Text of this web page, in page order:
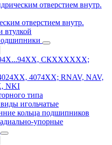
отверстием внутр.
отверстием внутр.
втулкой
СКХХХХХХ;
4074ХХ; RNAV, NAV,
NKI
типа
игольчатые
кольца подшипников
упорные